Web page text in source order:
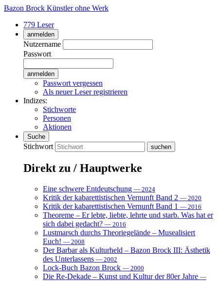
Bazon Brock Künstler ohne Werk
779 Leser
anmelden
Nutzername
Passwort
Passwort vergessen
Als neuer Leser registrieren
Indizes:
Stichworte
Personen
Aktionen
Suche
Stichwort
Direkt zu / Hauptwerke
Eine schwere Entdeutschung — 2024
Kritik der kabarettistischen Vernunft Band 2 — 2020
Kritik der kabarettistischen Vernunft Band 1 — 2016
Theoreme – Er lebte, liebte, lehrte und starb. Was hat er
sich dabei gedacht? — 2016
Lustmarsch durchs Theoriegelände – Musealisiert
Euch! — 2008
Der Barbar als Kulturheld – Bazon Brock III: Ästhetik
des Unterlassens — 2002
Lock-Buch Bazon Brock — 2000
Die Re-Dekade – Kunst und Kultur der 80er Jahre —